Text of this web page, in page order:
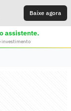
Baixe agora
assistente.
investimento